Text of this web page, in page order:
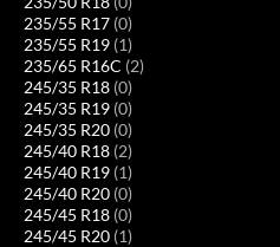
235/55 R17 (0)
235/55 R19 (1)
235/65 R16C (2)
245/35 R18 (0)
245/35 R19 (0)
245/35 R20 (0)
245/40 R18 (2)
245/40 R19 (1)
245/40 R20 (0)
245/45 R18 (0)
245/45 R20 (1)